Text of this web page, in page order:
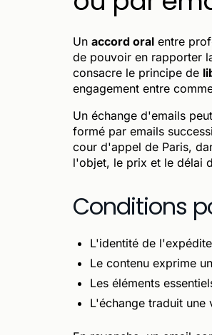
Un accord oral entre
de pouvoir en rapporter
consacre le principe de
engagement entre
Un échange d'emails
formé par emails
cour d'appel de Paris,
l'objet, le prix et le délai
Conditions
L'identité de
Le contenu exprime
Les éléments
L'échange traduit